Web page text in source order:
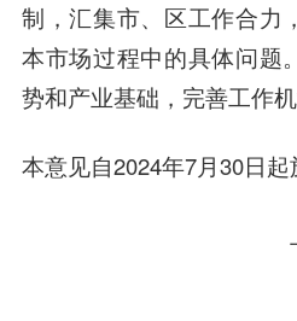
制，汇集市、区工作合力
本市场过程中的具体问题
势和产业基础，完善工作
本意见自2024年7月30日起